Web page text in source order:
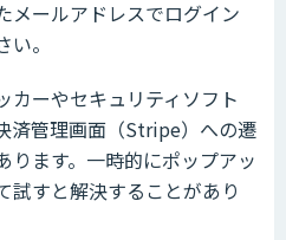
メールアドレスでログイン
。
カーやセキュリティソフト
済管理画面（Stripe）への遷
ります。一時的にポップアッ
試すと解決することがあり